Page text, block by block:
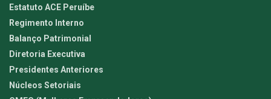
Estatuto ACE Peruíbe
Regimento Interno
Balanço Patrimonial
Diretoria Executiva
Presidentes Anteriores
Núcleos Setoriais